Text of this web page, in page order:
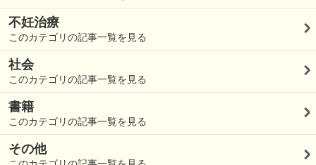
不妊治療
このカテゴリの記事一覧を見る
社会
このカテゴリの記事一覧を見る
書籍
このカテゴリの記事一覧を見る
その他